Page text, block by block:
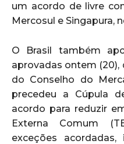
um acordo de livre
Mercosul e Singapura,
O Brasil também
aprovadas ontem (20),
do Conselho do
precedeu a Cúpula
acordo para reduzir
Externa Comum
exceções